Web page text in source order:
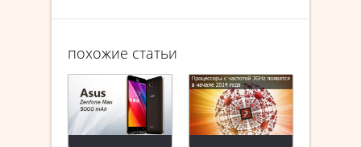
похожие статьи